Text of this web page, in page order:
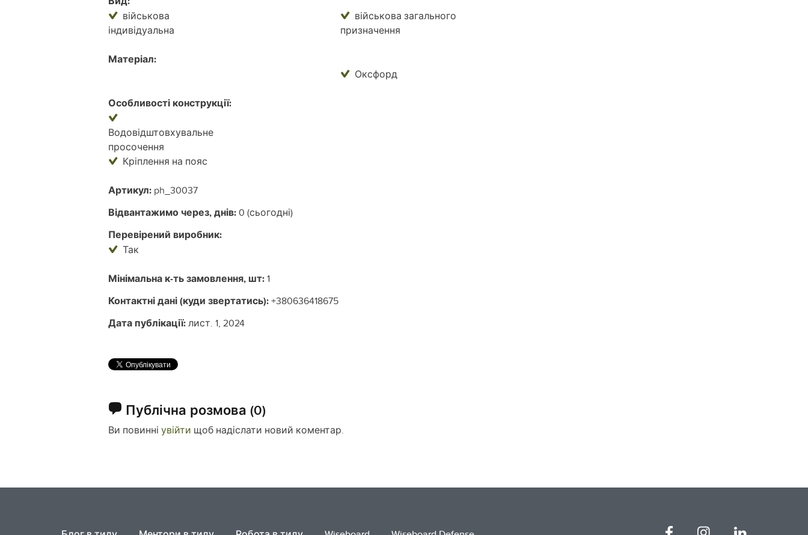
військова
індивідуальна
військова загального
призначення
Матеріал:
Оксфорд
Особливості конструкції:
Водовідштовхувальне
просочення
Кріплення на пояс
Артикул: ph_30037
Відвантажимо через, днів:0 (сьогодні)
Перевірений виробник:
Так
Мінімальна к-ть замовлення, шт:1
Контактні дані (куди звертатись):+380636418675
Дата публікації:лист. 1, 2024
Публічна розмова (0)
Ви повинні увійти щоб надіслати новий коментар.